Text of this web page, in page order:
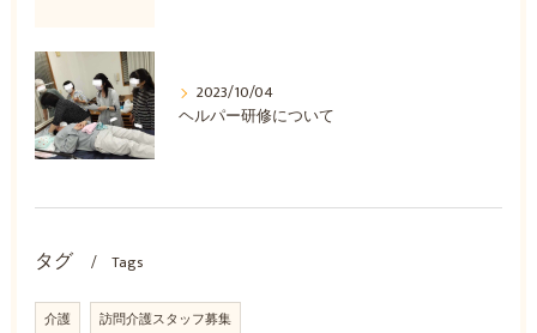
2023/10/04
ヘルパー研修について
タグ Tags
介護 訪問介護スタッフ募集